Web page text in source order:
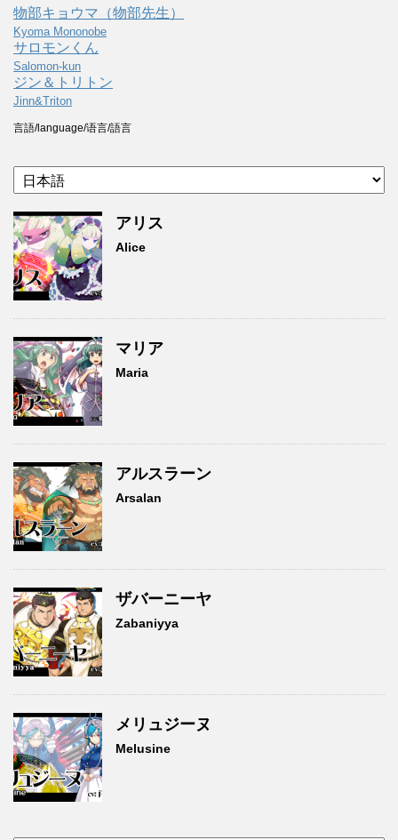
物部キョウマ（物部先生）
Kyoma Mononobe
サロモンくん
Salomon-kun
ジン＆トリトン
Jinn&Triton
言語/language/语言/語言
アリス
Alice
マリア
Maria
アルスラーン
Arsalan
ザバーニーヤ
Zabaniyya
メリュジーヌ
Melusine